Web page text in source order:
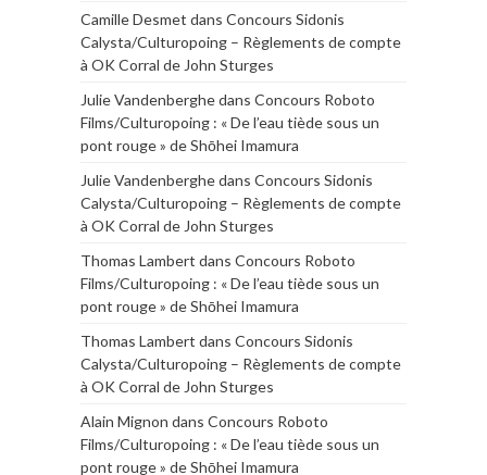
Camille Desmet dans Concours Sidonis
Calysta/Culturopoing – Règlements de compte
à OK Corral de John Sturges
Julie Vandenberghedans Concours Roboto
Films/Culturopoing : « De l’eau tiède sous un
pont rouge » de Shōhei Imamura
Julie Vandenberghedans Concours Sidonis
Calysta/Culturopoing – Règlements de compte
à OK Corral de John Sturges
Thomas Lambert dans Concours Roboto
Films/Culturopoing : « De l’eau tiède sous un
pont rouge » de Shōhei Imamura
Thomas Lambert dans Concours Sidonis
Calysta/Culturopoing – Règlements de compte
à OK Corral de John Sturges
Alain Mignon dans Concours Roboto
Films/Culturopoing : « De l’eau tiède sous un
pont rouge » de Shōhei Imamura